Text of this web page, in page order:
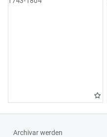
Archivar werden